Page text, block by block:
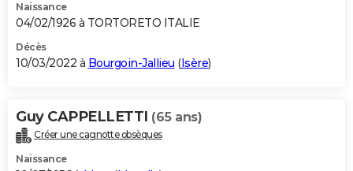
Naissance
04/02/1926 à TORTORETO ITALIE
Décès
10/03/2022 à Bourgoin-Jallieu (Isère)
Guy CAPPELLETTI (65 ans)
Créer une cagnotte obsèques
Naissance